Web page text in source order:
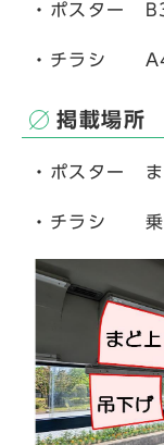
・ポスター
・チラシ
掲載場所
・ポスター ま
・チラシ 乗